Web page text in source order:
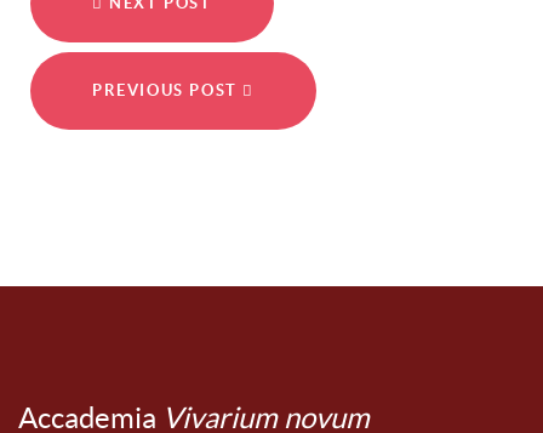
PREVIOUS POST
Accademia Vivarium novum